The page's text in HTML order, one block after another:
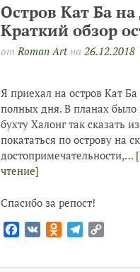
Остров Кат Ба на
Краткий обзор
от Roman Artна 26.12.2018
Я приехал на остров Кат Ба
полных дня. В планах было
бухту Халонг так сказать
покататься по острову на
достопримечательности,…
чтение]
Спасибо за репост!
Facebook
VK Odnoklassniki
Telegram